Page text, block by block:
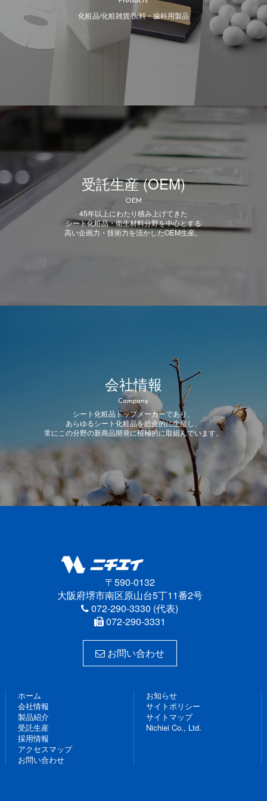
化粧品/化粧雑貨/医科・歯科用製品
受託生産 (OEM)
OEM
45年以上にわたり積み上げてきた
シート化粧品・衛生材料分野を中心とする
高い企画力・技術力を活かしたOEM生産。
会社情報
Company
シート化粧品トップメーカーであり、
あらゆるシート化粧品を総合的に生産し、
常にこの分野の新商品開発に積極的に取組んでいます。
〒590-0132
大阪府堺市南区原山台5丁11番2号
072-290-3330 (代表)
072-290-3331
お問い合わせ
ホーム
会社情報
製品紹介
受託生産
採用情報
アクセスマップ
お問い合わせ
お知らせ
サイトポリシー
サイトマップ
Nichiei Co., Ltd.